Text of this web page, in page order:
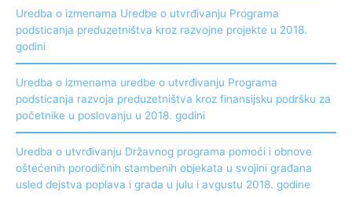
Uredba o izmenama Uredbe o utvrđivanju Programa
podsticanja preduzetništva kroz razvojne projekte u 2018.
godini
Uredba o izmenama uredbe o utvrđivanju Programa
podsticanja razvoja preduzetništva kroz finansijsku podršku za
početnike u poslovanju u 2018. godini
Uredba o utvrđivanju Državnog programa pomoći i obnove
oštećenih porodičnih stambenih objekata u svojini građana
usled dejstva poplava i grada u julu i avgustu 2018. godine